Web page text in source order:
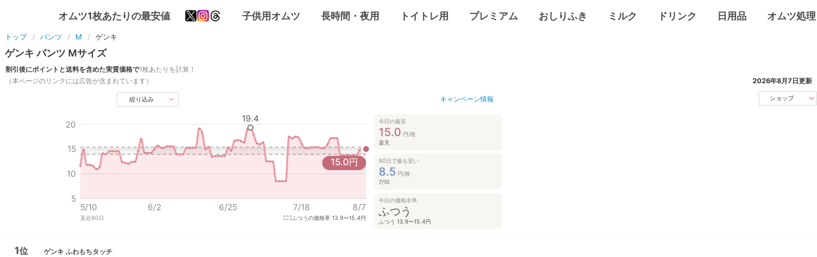
オムツ1枚あたりの最安値 子供用オムツ 長時間・夜用 トイトレ用 プレミアム おしりふき ミルク ドリンク 日用品 オムツ処理
トップ パンツ M ゲンキ
ゲンキ パンツ Mサイズ
割引後にポイントと送料を含めた実質価格で1枚あたりを計算！
（本ページのリンクには広告が含まれています）
2026年8月7日更新
絞り込み キャンペーン情報 ショップ
今日の最安
15.0 円/枚
楽天
90日で最も安い
8.5 円/枚
7/10
今日の価格水準
ふつう
ふつう 13.9〜15.4円
5
10
15
20
5/10 6/2 6/25 7/18 8/7
19.4
15.0円
直近90日 ふつうの価格帯13.9〜15.4円
1位 ゲンキ ふわもちタッチ